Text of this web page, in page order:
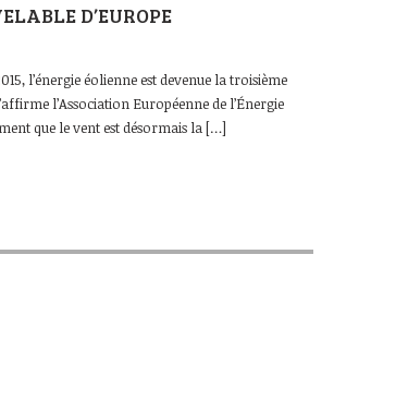
D’EUROPE
l’énergie éolienne est devenue la troisième
l’Association Européenne de l’Énergie
que le vent est désormais la […]